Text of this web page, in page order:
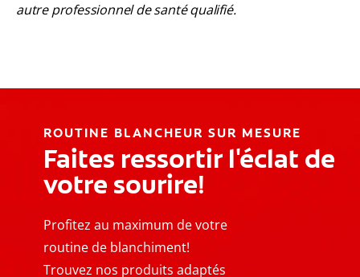
autre professionnel de santé qualifié.
ROUTINE BLANCHEUR SUR MESURE
Faites ressortir l'éclat de
votre sourire!
Profitez au maximum de votre
routine de blanchiment!
Trouvez nos produits adaptés